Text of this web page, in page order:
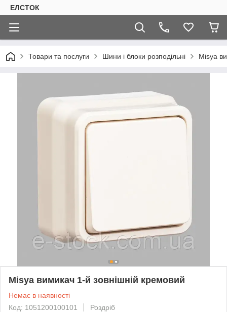
ЕЛСТОК
Товари та послуги Шини і блоки розподільні Misya
Misya вимикач 1-й зовнішній кремовий
Немає в наявності
Код: 1051200100101
Роздріб